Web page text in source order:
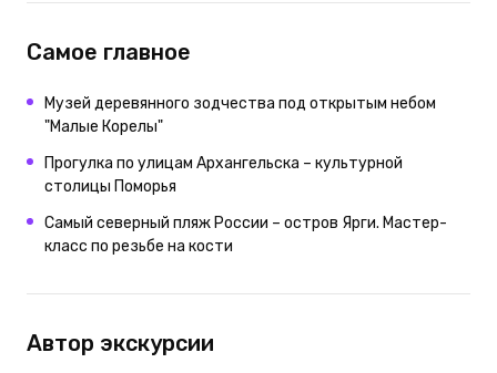
Самое главное
Музей деревянного зодчества под открытым небом
"Малые Корелы"
Прогулка по улицам Архангельска – культурной
столицы Поморья
Самый северный пляж России – остров Ярги. Мастер-
класс по резьбе на кости
Автор экскурсии